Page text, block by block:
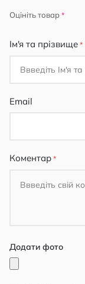
Оцініть товар
Ім'я та прізвище
Email
Коментар
Додати фото